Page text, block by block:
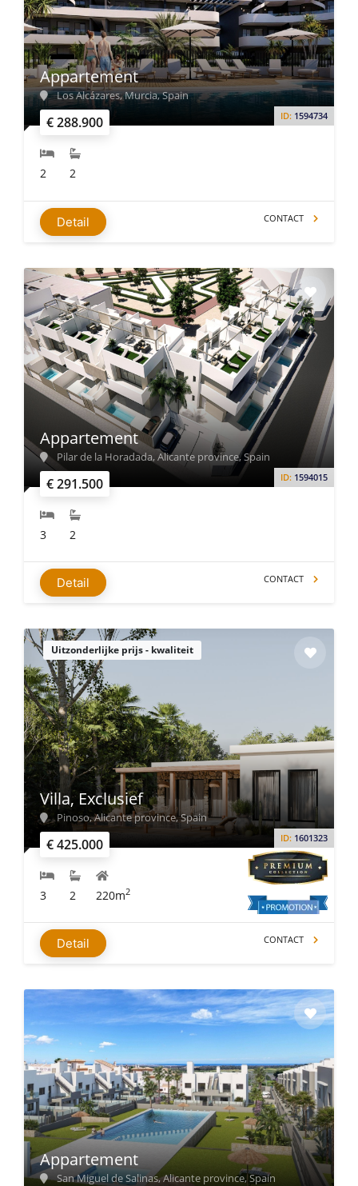
€ 288.900 ID: 1594734
Appartement
Los Alcázares, Murcia, Spain
2 2
Detail CONTACT
€ 291.500 ID: 1594015
Appartement
Pilar de la Horadada, Alicante province, Spain
3 2
Detail CONTACT
Uitzonderlijke prijs - kwaliteit
€ 425.000 ID: 1601323
Villa, Exclusief
Pinoso, Alicante province, Spain
3 2 220m2
Detail CONTACT
Appartement
San Miguel de Salinas, Alicante province, Spain